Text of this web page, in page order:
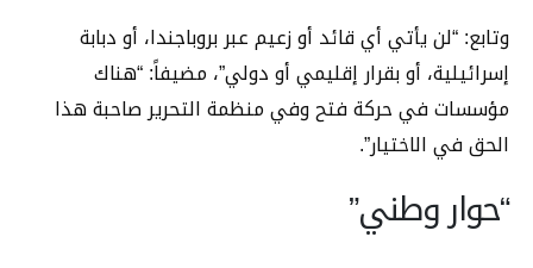
وتابع: “لن يأتي أي قائد أو زعيم عبر بروباجندا، أو دبابة
إسرائيلية، أو بقرار إقليمي أو دولي”، مضيفاً: “هناك
مؤسسات في حركة فتح وفي منظمة التحرير صاحبة هذا
الحق في الاختيار”.
“حوار وطني”